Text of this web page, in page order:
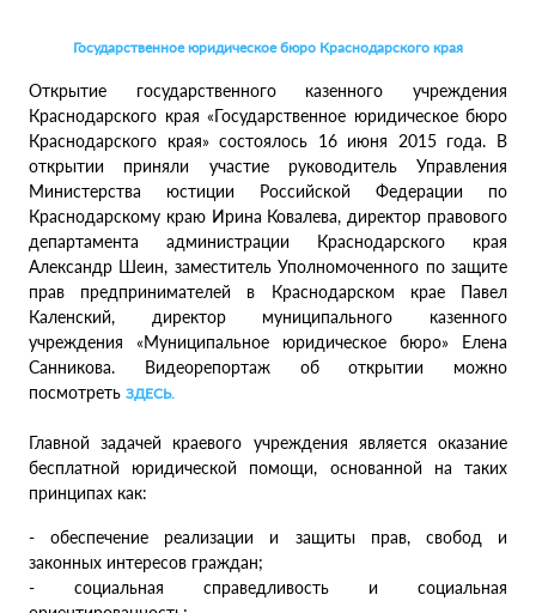
Государственное юридическое бюро Краснодарского края
Открытие государственного казенного учреждения
Краснодарского края «Государственное юридическое бюро
Краснодарского края» состоялось 16 июня 2015 года. В
открытии приняли участие руководитель Управления
Министерства юстиции Российской Федерации по
Краснодарскому краю Ирина Ковалева, директор правового
департамента администрации Краснодарского края
Александр Шеин, заместитель Уполномоченного по защите
прав предпринимателей в Краснодарском крае Павел
Каленский, директор муниципального казенного
учреждения «Муниципальное юридическое бюро» Елена
Санникова. Видеорепортаж об открытии можно
посмотреть ЗДЕСЬ.
Главной задачей краевого учреждения является оказание
бесплатной юридической помощи, основанной на таких
принципах как:
- обеспечение реализации и защиты прав, свобод и
законных интересов граждан;
- социальная справедливость и социальная